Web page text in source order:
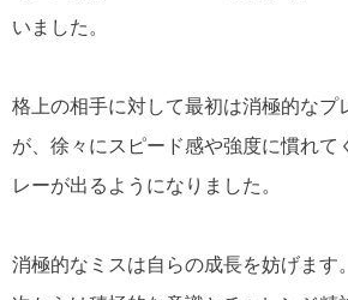
いました。
格上の相手に対して最初は消極的なプ
が、徐々にスピード感や強度に慣れて
レーが出るようになりました。
消極的なミスは自らの成長を妨げます。